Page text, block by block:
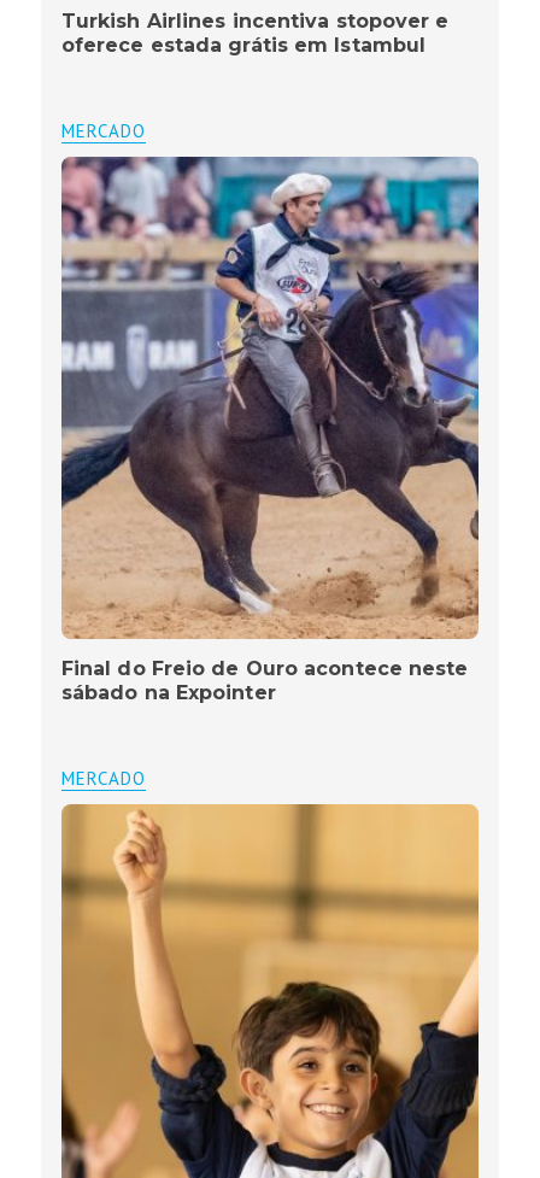
Turkish Airlines incentiva stopover e
oferece estada grátis em Istambul
MERCADO
Final do Freio de Ouro acontece neste
sábado na Expointer
MERCADO